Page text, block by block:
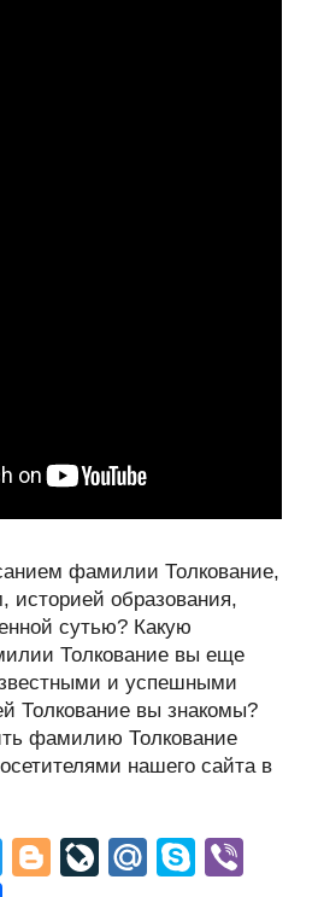
фамилии Толкование,
историей образования,
сутью? Какую
Толкование вы еще
и успешными
Толкование вы знакомы?
фамилию Толкование
нашего сайта в
T
Bl
Li
M
S